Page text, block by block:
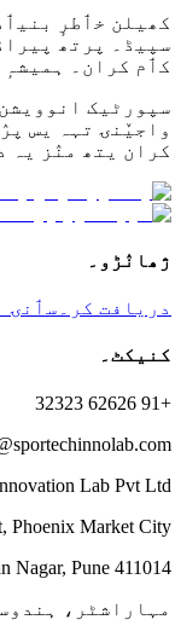
کھیلن خٲطرٕ
سپیڈ۔ پرتھ
کٲم کران۔ ہمیشہٕ
سپورٹیک
واجیٚنۍ تہہ یس
کران یتھ منٛز یہ
ژھانٛڑو۔
دریافت کر۔ سٲنۍ
کنیکٹ۔
+91 62626 32323
Lab Pvt Ltd
Phoenix Market City
Nagar, Pune 411014
مہاراشٹر،